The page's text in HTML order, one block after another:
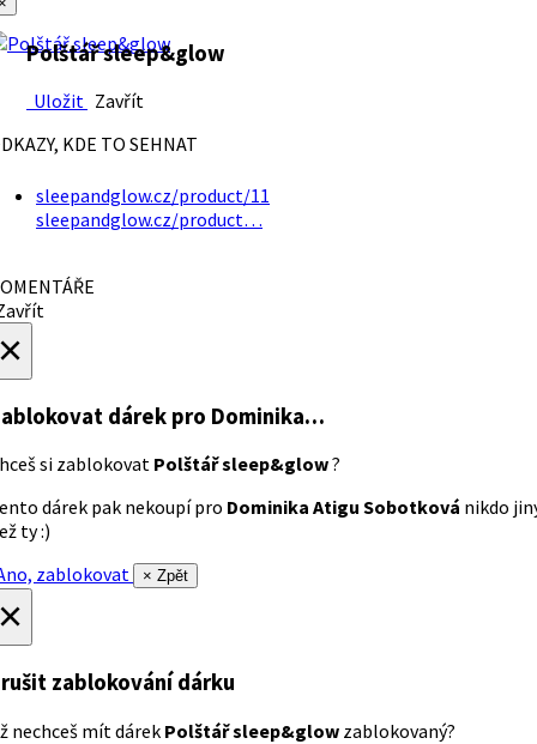
Polštář sleep&glow
Uložit Zavřít
KDE TO SEHNAT
sleepandglow.cz/product/11
sleepandglow.cz/product…
dárek pro Dominika…
si zablokovat Polštář sleep&glow?
dárek pak nekoupí pro Dominika Atigu Sobotková nikdo
ty :)
zablokovat
× Zpět
zablokování dárku
nechceš mít dárek Polštář sleep&glow zablokovaný?